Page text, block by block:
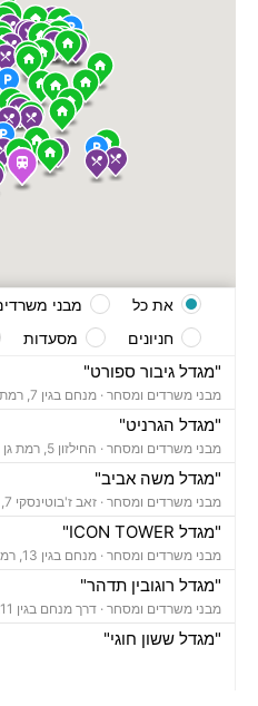
"מגדל גיבור ספורט"
מבני משרדים ומסחר · מנחם בגין 7, רמת גן
"מגדל הגרניט"
מבני משרדים ומסחר · החילזון 5, רמת גן
"מגדל משה אביב"
מבני משרדים ומסחר · זאב ז'בוטינסקי 7, רמת גן
"מגדל ICON TOWER"
מבני משרדים ומסחר · מנחם בגין 13, רמת גן
"מגדל רוגובין תדהר"
מבני משרדים ומסחר · דרך מנחם בגין 11, רמת גן
"מגדל ששון חוגי"
את כל
מבני
חניונים
מסעדות